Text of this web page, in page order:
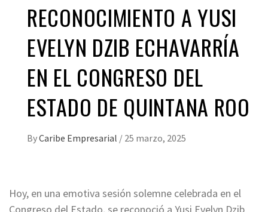
RECONOCIMIENTO A YUSI
EVELYN DZIB ECHAVARRÍA
EN EL CONGRESO DEL
ESTADO DE QUINTANA ROO
ByCaribe Empresarial / 25 marzo, 2025
Hoy, en una emotiva sesión solemne celebrada en el
Congreso del Estado, se reconoció a Yusi Evelyn Dzib